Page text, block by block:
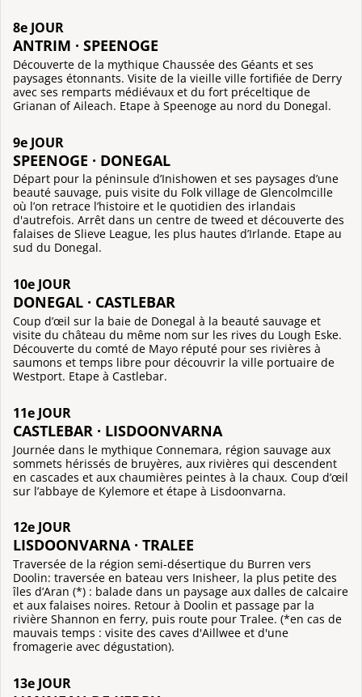
8e JOUR
ANTRIM · SPEENOGE
Découverte de la mythique Chaussée des Géants et ses
paysages étonnants. Visite de la vieille ville fortifiée de Derry
avec ses remparts médiévaux et du fort préceltique de
Grianan of Aileach. Etape à Speenoge au nord du Donegal.
9e JOUR
SPEENOGE · DONEGAL
Départ pour la péninsule d’Inishowen et ses paysages d’une
beauté sauvage, puis visite du Folk village de Glencolmcille
où l’on retrace l’histoire et le quotidien des irlandais
d'autrefois. Arrêt dans un centre de tweed et découverte des
falaises de Slieve League, les plus hautes d’Irlande. Etape au
sud du Donegal.
10e JOUR
DONEGAL · CASTLEBAR
Coup d’œil sur la baie de Donegal à la beauté sauvage et
visite du château du même nom sur les rives du Lough Eske.
Découverte du comté de Mayo réputé pour ses rivières à
saumons et temps libre pour découvrir la ville portuaire de
Westport. Etape à Castlebar.
11e JOUR
CASTLEBAR · LISDOONVARNA
Journée dans le mythique Connemara, région sauvage aux
sommets hérissés de bruyères, aux rivières qui descendent
en cascades et aux chaumières peintes à la chaux. Coup d’œil
sur l’abbaye de Kylemore et étape à Lisdoonvarna.
12e JOUR
LISDOONVARNA · TRALEE
Traversée de la région semi-désertique du Burren vers
Doolin: traversée en bateau vers Inisheer, la plus petite des
îles d’Aran (*) : balade dans un paysage aux dalles de calcaire
et aux falaises noires. Retour à Doolin et passage par la
rivière Shannon en ferry, puis route pour Tralee. (*en cas de
mauvais temps : visite des caves d'Aillwee et d'une
fromagerie avec dégustation).
13e JOUR